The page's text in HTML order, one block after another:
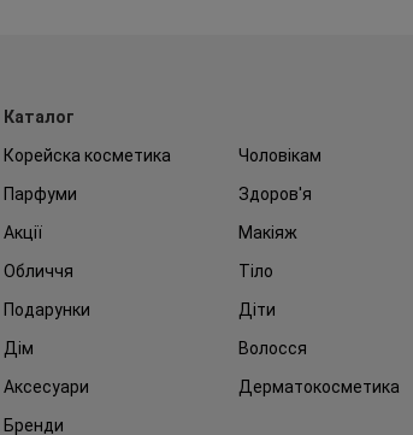
Каталог
Корейска косметика
Чоловікам
Парфуми
Здоров'я
Акції
Макіяж
Обличчя
Тіло
Подарунки
Діти
Дім
Волосся
Аксесуари
Дерматокосметика
Бренди